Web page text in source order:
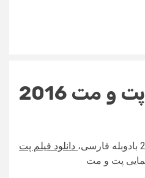
پت و مت 2016
دانلود فیلم پت